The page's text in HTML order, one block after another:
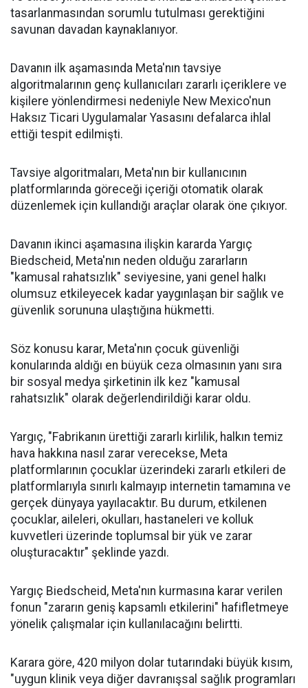
tasarlanmasından sorumlu tutulması gerektiğini
savunan davadan kaynaklanıyor.
Davanın ilk aşamasında Meta'nın tavsiye
algoritmalarının genç kullanıcıları zararlı içeriklere ve
kişilere yönlendirmesi nedeniyle New Mexico'nun
Haksız Ticari Uygulamalar Yasasını defalarca ihlal
ettiği tespit edilmişti.
Tavsiye algoritmaları, Meta'nın bir kullanıcının
platformlarında göreceği içeriği otomatik olarak
düzenlemek için kullandığı araçlar olarak öne çıkıyor.
Davanın ikinci aşamasına ilişkin kararda Yargıç
Biedscheid, Meta'nın neden olduğu zararların
"kamusal rahatsızlık" seviyesine, yani genel halkı
olumsuz etkileyecek kadar yaygınlaşan bir sağlık ve
güvenlik sorununa ulaştığına hükmetti.
Söz konusu karar, Meta'nın çocuk güvenliği
konularında aldığı en büyük ceza olmasının yanı sıra
bir sosyal medya şirketinin ilk kez "kamusal
rahatsızlık" olarak değerlendirildiği karar oldu.
Yargıç, "Fabrikanın ürettiği zararlı kirlilik, halkın temiz
hava hakkına nasıl zarar verecekse, Meta
platformlarının çocuklar üzerindeki zararlı etkileri de
platformlarıyla sınırlı kalmayıp internetin tamamına ve
gerçek dünyaya yayılacaktır. Bu durum, etkilenen
çocuklar, aileleri, okulları, hastaneleri ve kolluk
kuvvetleri üzerinde toplumsal bir yük ve zarar
oluşturacaktır" şeklinde yazdı.
Yargıç Biedscheid, Meta'nın kurmasına karar verilen
fonun "zararın geniş kapsamlı etkilerini" hafifletmeye
yönelik çalışmalar için kullanılacağını belirtti.
Karara göre, 420 milyon dolar tutarındaki büyük kısım,
"uygun klinik veya diğer davranışsal sağlık programları